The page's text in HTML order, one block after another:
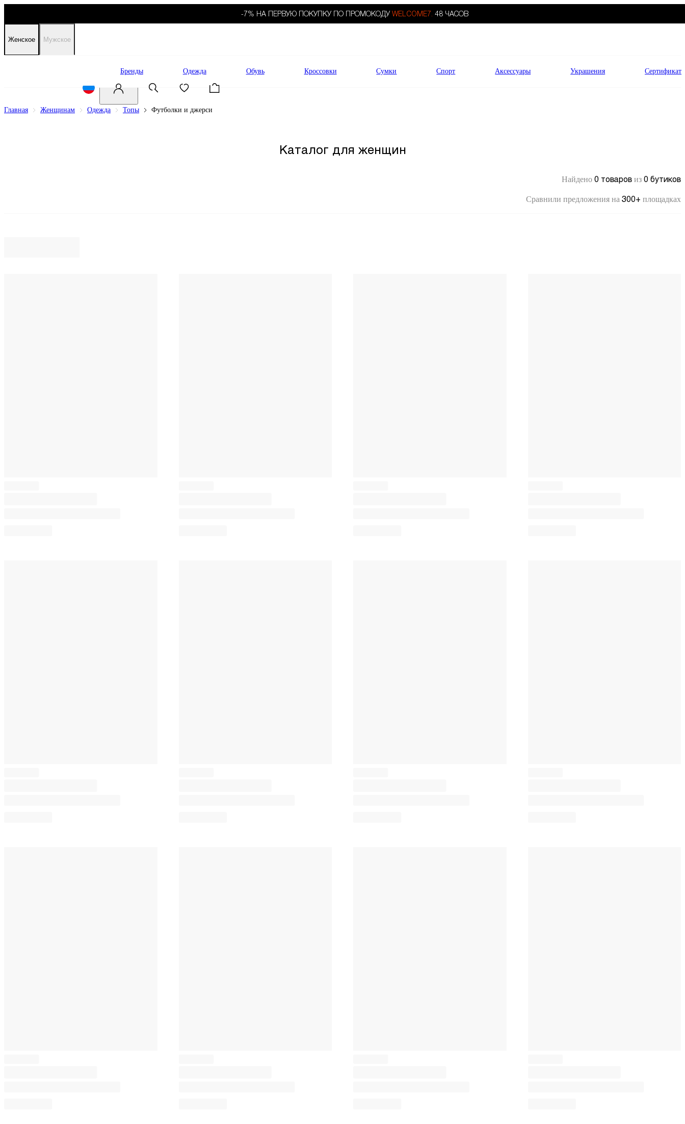
-7% НА ПЕРВУЮ ПОКУПКУ ПО ПРОМОКОДУ WELCOME7. 48 ЧАСОВ
Женское Мужское
Бренды Одежда Обувь Кроссовки Сумки Спорт Аксессуары Украшения Сертификат
Главная Женщинам Одежда Топы Футболки и джерси
Каталог для женщин
Найдено 0 товаров из 0 бутиков
Сравнили предложения на 300+ площадках